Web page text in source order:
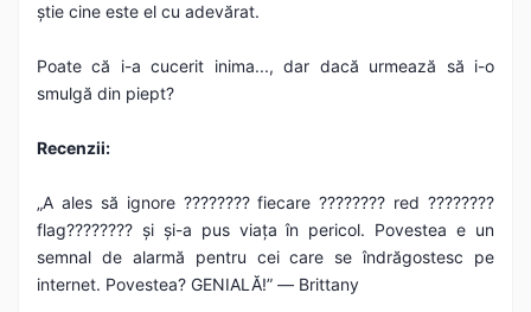
știe cine este el cu adevărat.
Poate că i-a cucerit inima..., dar dacă urmează să i-o
smulgă din piept?
Recenzii:
„A ales să ignore ???????? fiecare ???????? red ????????
flag???????? și și-a pus viața în pericol. Povestea e un
semnal de alarmă pentru cei care se îndrăgostesc pe
internet. Povestea? GENIALĂ!” ― Brittany